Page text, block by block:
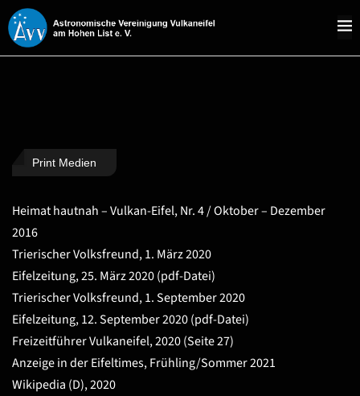
Print Medien
Heimat hautnah – Vulkan-Eifel, Nr. 4 / Oktober – Dezember
2016
Trierischer Volksfreund, 1. März 2020
Eifelzeitung, 25. März 2020(pdf-Datei)
Trierischer Volksfreund, 1. September 2020
Eifelzeitung, 12. September 2020(pdf-Datei)
Freizeitführer Vulkaneifel, 2020 (Seite 27)
Anzeige in der Eifeltimes, Frühling/Sommer 2021
Wikipedia (D), 2020